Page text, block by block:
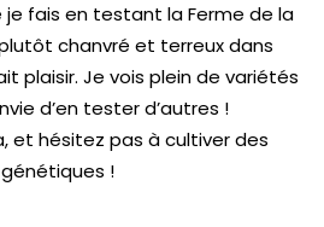
fais en testant la Ferme de la
chanvré et terreux dans
plaisir. Je vois plein de variétés
d’en tester d’autres !
et hésitez pas à cultiver des
!